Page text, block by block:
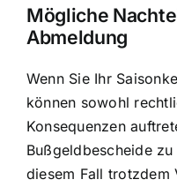
Mögliche
Abmeldung
Wenn Sie Ihr
können sowohl
Konsequenzen
Bußgeldbescheide
diesem Fall trotzdem